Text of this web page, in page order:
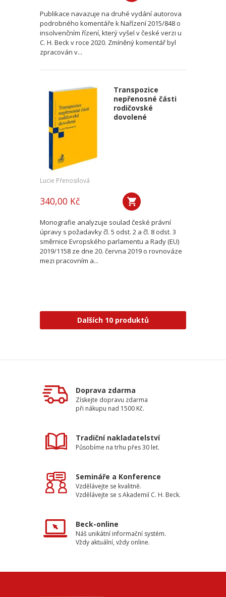
Publikace navazuje na druhé vydání autorova
podrobného komentáře k Nařízení 2015/848 o
insolvenčním řízení, který vyšel v české verzi u
C. H. Beck v roce 2020. Zmíněný komentář byl
zpracován v...
Transpozice
nepřenosné části
rodičovské
dovolené
Lucie Přenosilová
340,00 Kč
Monografie analyzuje soulad české právní
úpravy s požadavky čl. 5 odst. 2 a čl. 8 odst. 3
směrnice Evropského parlamentu a Rady (EU)
2019/1158 ze dne 20. června 2019 o rovnováze
mezi pracovním a...
Dalších 10 produktů
Doprava zdarma
Získejte dopravu zdarma
při nákupu nad 1500 Kč.
Tradiční nakladatelství
Působíme na trhu přes 30 let.
Semináře a Konference
Vzdělávejte se kvalitně.
Vzdělávejte se s Akademií C. H. Beck.
Beck-online
Náš unikátní informační systém.
Vždy aktuální, vždy online.